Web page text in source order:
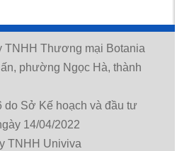
TNHH Thương mại Botania
phường Ngọc Hà, thành
do Sở Kế hoạch và đầu tư
14/04/2022
TNHH Univiva